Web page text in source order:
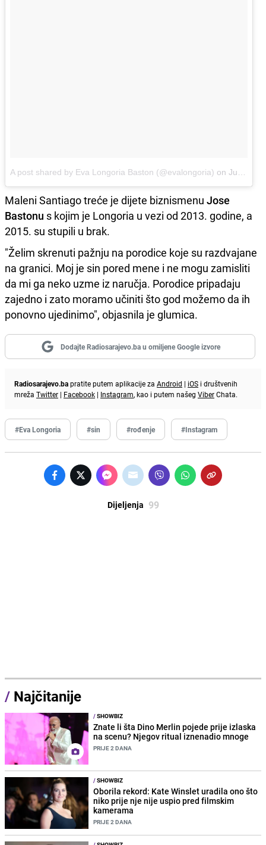
A post shared by Eva Longoria Baston (@evalongoria) on Jun 21, 2018 at 12:59pm PDT
Maleni Santiago treće je dijete biznismenu Jose
Bastonu s kojim je Longoria u vezi od 2013. godine, a
2015. su stupili u brak.
"Želim skrenuti pažnju na porodice koje su razdvajane
na granici. Moj je sin pored mene i ne mogu zamisliti
da mi ga neko uzme iz naručja. Porodice pripadaju
zajedno i zato moramo učiniti što god možemo da ih
ponovno ujedinimo", objasnila je glumica.
Dodajte Radiosarajevo.ba u omiljene Google izvore
Radiosarajevo.bapratite putem aplikacije za Android | iOS i društvenih
mreža Twitter | Facebook | Instagram, kao i putem našeg ViberChata.
#Eva Longoria #sin #rođenje #Instagram
Dijeljenja 99
/ Najčitanije
/SHOWBIZ
Znate li šta Dino Merlin pojede prije izlaska
na scenu? Njegov ritual iznenadio mnoge
PRIJE 2 DANA
/SHOWBIZ
Oborila rekord: Kate Winslet uradila ono što
niko prije nje nije uspio pred filmskim
kamerama
PRIJE 2 DANA